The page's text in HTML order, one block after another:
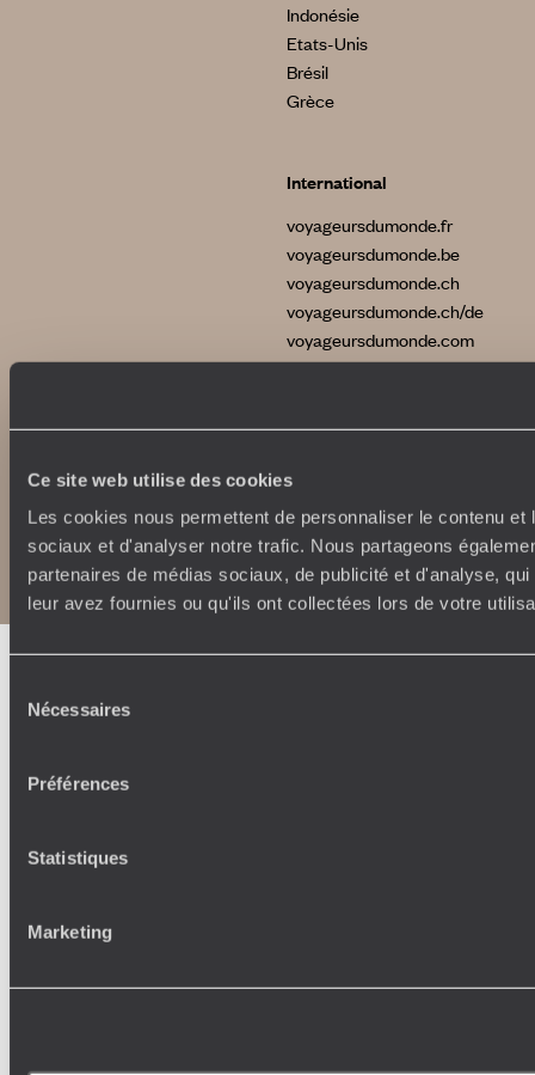
Ce site web utilise des cookies
Les cookies nous permettent de personnaliser le contenu
sociaux et d'analyser notre trafic. Nous partageons
partenaires de médias sociaux, de publicité et d'analyse,
leur avez fournies ou qu'ils ont collectées lors de votre
Nécessaires
Préférences
Statistiques
Marketing
Indonésie
Etats-Unis
Brésil
Grèce
International
voyageursdumonde.fr
voyageursdumonde.be
voyageursdumonde.ch
voyageursdumonde.ch/de
voyageursdumonde.com
originaltravel.co.uk
CopyrightsPlan du site
Politique de confidentialité et de Cookies
Notice légale et CGU